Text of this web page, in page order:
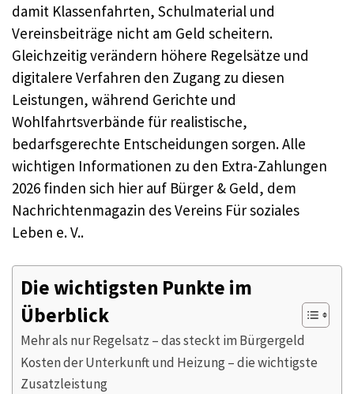
damit Klassenfahrten, Schulmaterial und
Vereinsbeiträge nicht am Geld scheitern.
Gleichzeitig verändern höhere Regelsätze und
digitalere Verfahren den Zugang zu diesen
Leistungen, während Gerichte und
Wohlfahrtsverbände für realistische,
bedarfsgerechte Entscheidungen sorgen. Alle
wichtigen Informationen zu den Extra-Zahlungen
2026 finden sich hier auf Bürger & Geld, dem
Nachrichtenmagazin des Vereins Für soziales
Leben e. V..
Die wichtigsten Punkte im
Überblick
Mehr als nur Regelsatz – das steckt im Bürgergeld
Kosten der Unterkunft und Heizung – die wichtigste
Zusatzleistung